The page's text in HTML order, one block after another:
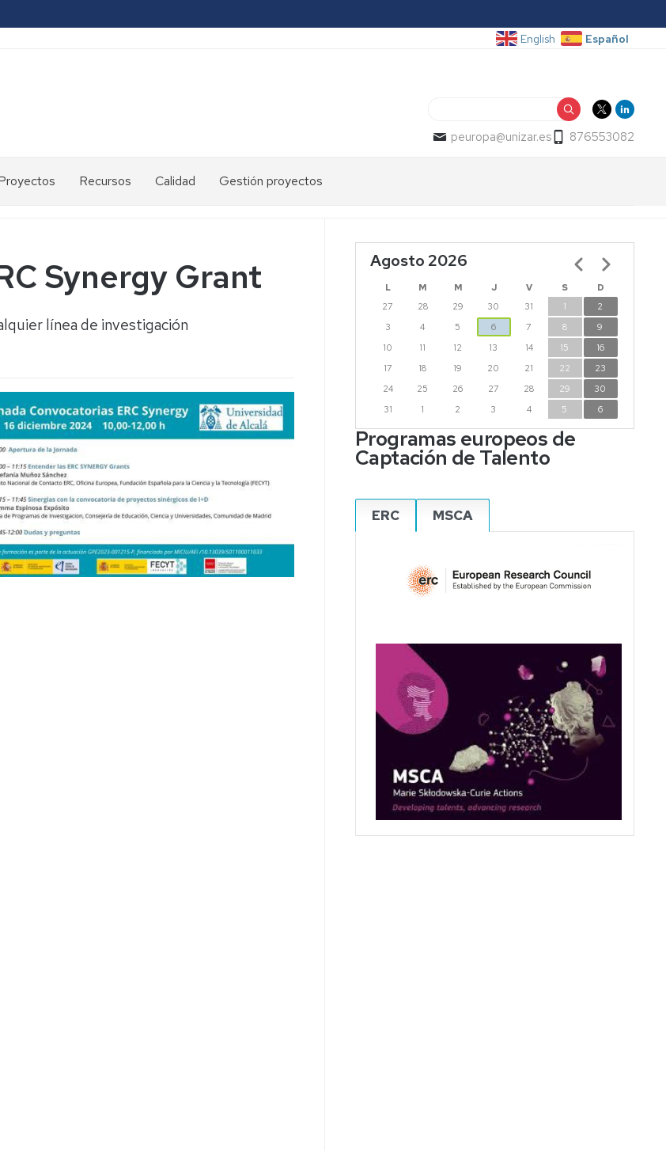
English Español
peuropa@unizar.es 876553082
2020
Recursos Calidad
Carta
de
Servicios
Mapa
Comisión
de
calidad
Gestión proyectos
Synergy Grant
línea de investigación
Agosto 2026
L M M J V S
D
27
28 29 30 31 1
2
3
4 5 6 7 8
9
10
11 12 13 14 15
16
17
18 19 20 21 22
23
24
25 26 27 28 29
30
31
1 2 3 4 5 6
Paginación
Programas europeos de
Captación de Talento
ERC MSCA